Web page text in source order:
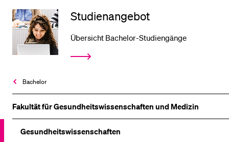
Bachelor
Fakultät für Gesundheits­wissenschaften und Medizin
Gesundheits­wissenschaften
Studien­angebot
Übersicht Bachelor-Studiengänge